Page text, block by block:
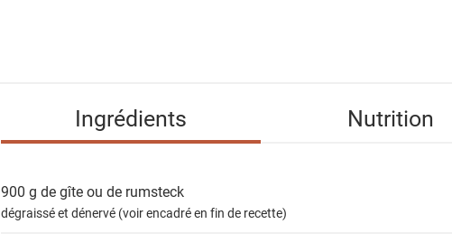
Ingrédients Nutrition
900 g degîte ou de rumsteck
dégraissé et dénervé (voir encadré en fin de recette)